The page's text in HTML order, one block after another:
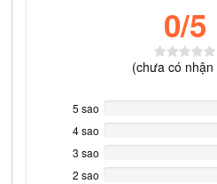
0/5
(chưa có nhận
5 sao
Complete
4 sao
Complete
3 sao
Complete
2 sao